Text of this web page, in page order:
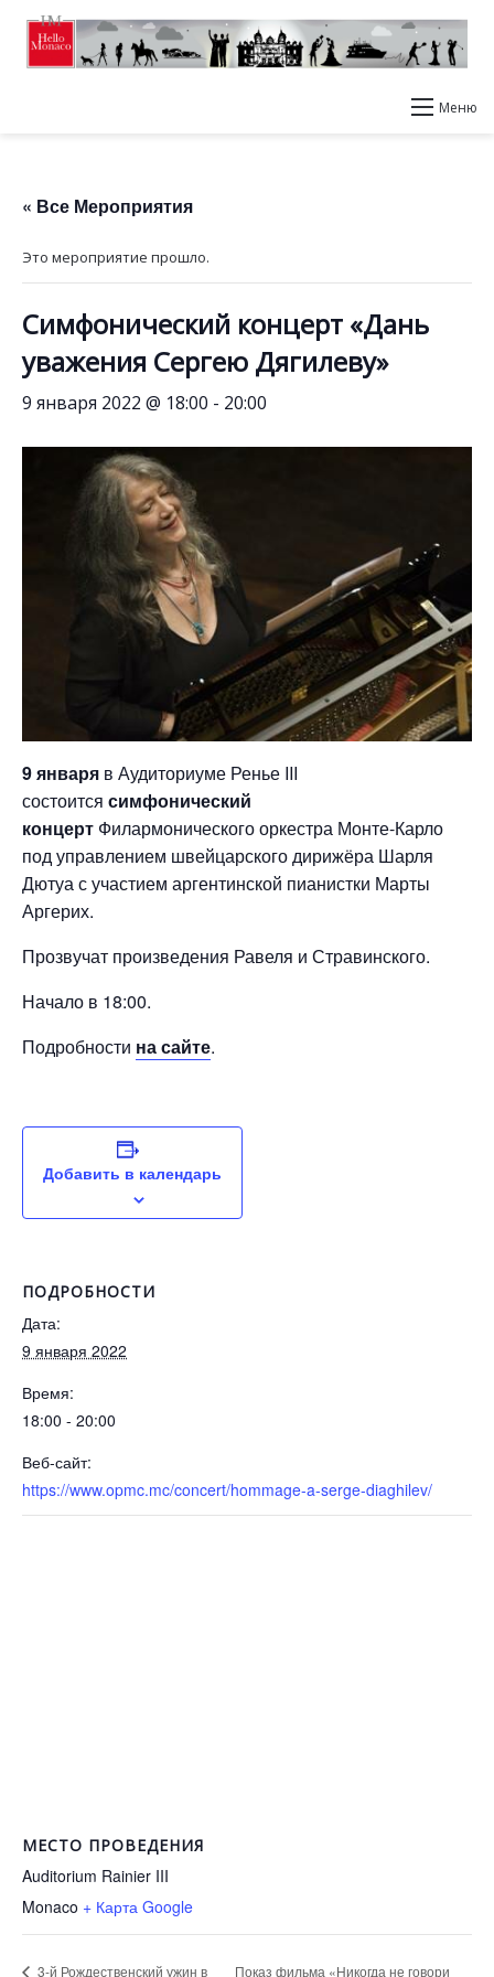
Меню
« Все Мероприятия
Это мероприятие прошло.
Симфонический концерт «Дань
уважения Сергею Дягилеву»
9 января 2022 @ 18:00 - 20:00
9 января в Аудиториуме Ренье III
состоится симфонический
концерт Филармонического оркестра Монте-Карло
под управлением швейцарского дирижёра Шарля
Дютуа с участием аргентинской пианистки Марты
Аргерих.
Прозвучат произведения Равеля и Стравинского.
Начало в 18:00.
Подробности на сайте.
Добавить в календарь
ПОДРОБНОСТИ
Дата:
9 января 2022
Время:
18:00 - 20:00
Веб-сайт:
https://www.opmc.mc/concert/hommage-a-serge-diaghilev/
МЕСТО ПРОВЕДЕНИЯ
Auditorium Rainier III
Monaco + Карта Google
3-й Рождественский ужин в Показ фильма «Никогда не говори